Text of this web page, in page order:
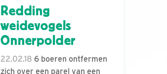
Redding
weidevogels
Onnerpolder
22.02.18 6 boeren ontfermen
zich over een parel van een